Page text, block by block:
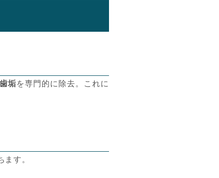
垢を専門的に除去。これに
す。